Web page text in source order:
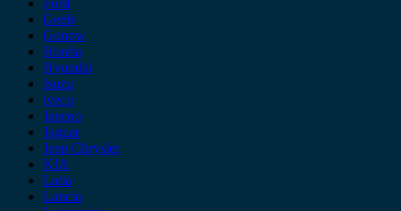
Geely
Gonow
Honda
Hyundai
Isuzu
iveco
Jaecoo
Jaguar
Jeep Chrysler
KIA
Lada
Lancia